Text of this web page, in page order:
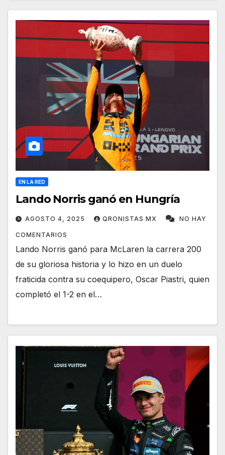
EN LA RED
Lando Norris ganó en Hungría
AGOSTO 4, 2025 QRONISTAS MX NO HAY
COMENTARIOS
Lando Norris ganó para McLaren la carrera 200
de su gloriosa historia y lo hizo en un duelo
fraticida contra su coequipero, Oscar Piastri, quien
completó el 1-2 en el…